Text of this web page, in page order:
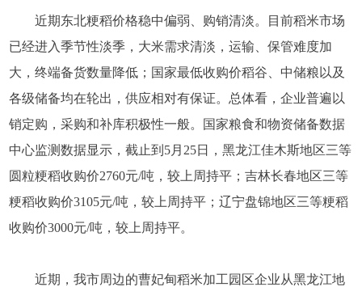
近期东北粳稻价格稳中偏弱、购销清淡。目前稻米市场
已经进入季节性淡季，大米需求清淡，运输、保管难度加
大，终端备货数量降低；国家最低收购价稻谷、中储粮以及
各级储备均在轮出，供应相对有保证。总体看，企业普遍以
销定购，采购和补库积极性一般。国家粮食和物资储备数据
中心监测数据显示，截止到5月25日，黑龙江佳木斯地区三等
圆粒粳稻收购价2760元/吨，较上周持平；吉林长春地区三等
粳稻收购价3105元/吨，较上周持平；辽宁盘锦地区三等粳稻
收购价3000元/吨，较上周持平。
近期，我市周边的曹妃甸稻米加工园区企业从黑龙江地